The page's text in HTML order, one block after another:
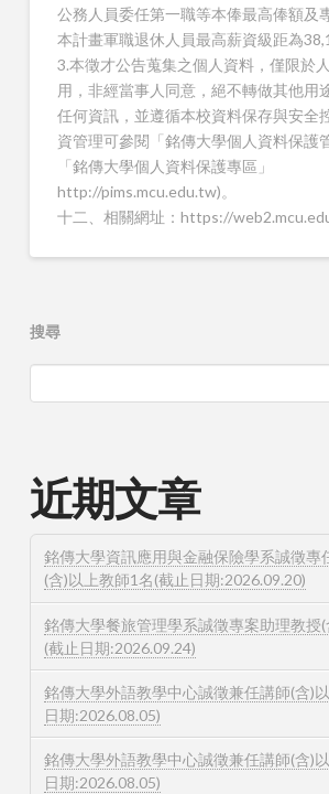
公務人員委任第一職等本俸最高俸額及
本計畫軍職退休人員最高薪資級距為
3.本徵才公告蒐集之個人資料，僅限於
用，非經當事人同意，絕不轉做其他用
任何資訊，並遵循本校資料保存與安全
資管理可參閱「銘傳大學個人資料保護
「銘傳大學個人資料保護專區」
http://pims.mcu.edu.tw)。
十二、相關網址：https://
搜尋
近期文章
銘傳大學資訊應用與金融保險學系誠徵專
(含)以上教師1名(截止日期:2026.09.20)
銘傳大學餐旅管理學系誠徵專案助理教授
(截止日期:2026.09.24)
銘傳大學外語教學中心誠徵兼任講師(含)
日期:2026.08.05)
銘傳大學外語教學中心誠徵兼任講師(含)
日期:2026.08.05)